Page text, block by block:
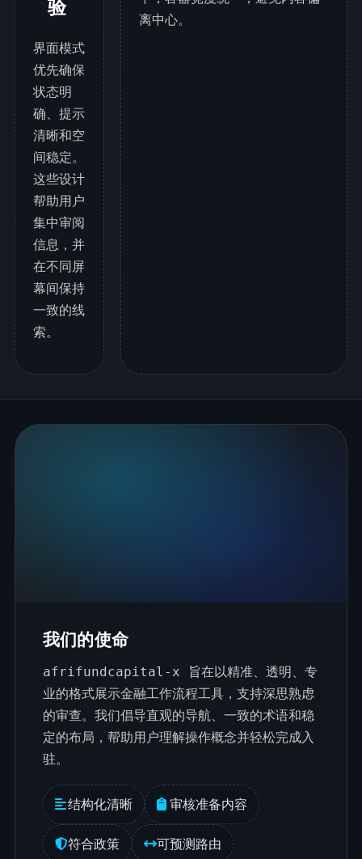
验
界面模式
优先确保
状态明
确、提示
清晰和空
间稳定。
这些设计
帮助用户
集中审阅
信息，并
在不同屏
幕间保持
一致的线
索。
离中心。
我们的使命
afrifundcapital-x 旨在以精准、透明、专
业的格式展示金融工作流程工具，支持深思熟虑
的审查。我们倡导直观的导航、一致的术语和稳
定的布局，帮助用户理解操作概念并轻松完成入
驻。
结构化清晰 审核准备内容
符合政策 可预测路由